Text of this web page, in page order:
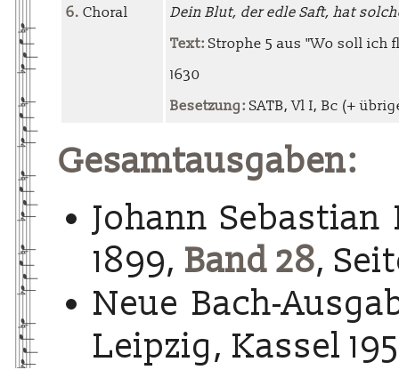
6. Choral
Dein Blut, der edle Saft, hat
Text: Strophe 5 aus "Wo soll ich
1630
Besetzung: SATB, Vl I, Bc (+
Gesamtausgaben:
Johann Sebastian
1899, Band 28,
Neue Bach-
Leipzig, Kassel